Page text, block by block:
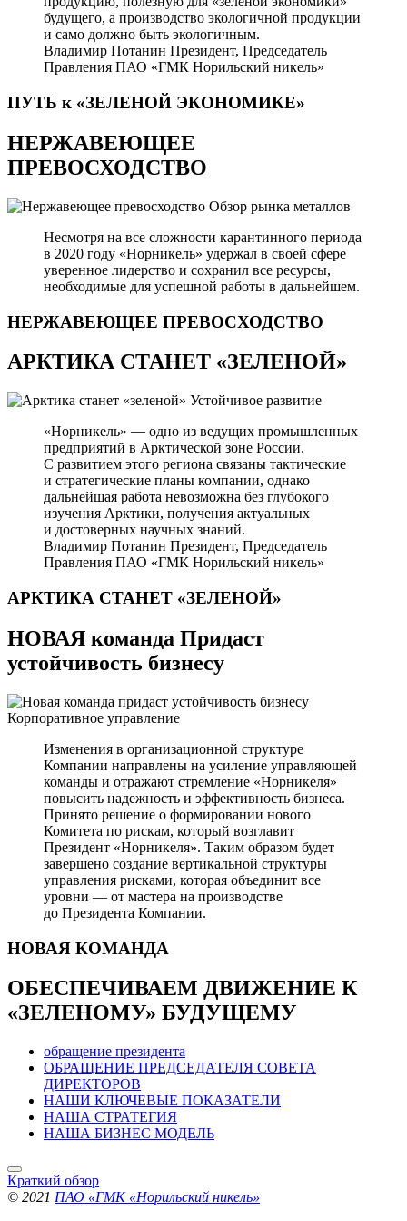
будущего, а производство экологичной продукции
и само должно быть экологичным.
Владимир Потанин Президент, Председатель
Правления ПАО «ГМК Норильский никель»
ПУТЬ к «ЗЕЛЕНОЙ ЭКОНОМИКЕ»
НЕРЖАВЕЮЩЕЕ
ПРЕВОСХОДСТВО
Обзор рынка металлов
Несмотря на все сложности карантинного периода
в 2020 году «Норникель» удержал в своей сфере
уверенное лидерство и сохранил все ресурсы,
необходимые для успешной работы в дальнейшем.
НЕРЖАВЕЮЩЕЕ ПРЕВОСХОДСТВО
АРКТИКА СТАНЕТ «ЗЕЛЕНОЙ»
Устойчивое развитие
«Норникель» — одно из ведущих промышленных
предприятий в Арктической зоне России.
С развитием этого региона связаны тактические
и стратегические планы компании, однако
дальнейшая работа невозможна без глубокого
изучения Арктики, получения актуальных
и достоверных научных знаний.
Владимир Потанин Президент, Председатель
Правления ПАО «ГМК Норильский никель»
АРКТИКА СТАНЕТ «ЗЕЛЕНОЙ»
НОВАЯ команда Придаст
устойчивость бизнесу
Корпоративное управление
Изменения в организационной структуре
Компании направлены на усиление управляющей
команды и отражают стремление «Норникеля»
повысить надежность и эффективность бизнеса.
Принято решение о формировании нового
Комитета по рискам, который возглавит
Президент «Норникеля». Таким образом будет
завершено создание вертикальной структуры
управления рисками, которая объединит все
уровни — от мастера на производстве
до Президента Компании.
НОВАЯ КОМАНДА
ОБЕСПЕЧИВАЕМ ДВИЖЕНИЕ К
«ЗЕЛЕНОМУ» БУДУЩЕМУ
обращение президента
ОБРАЩЕНИЕ ПРЕДСЕДАТЕЛЯ СОВЕТА
ДИРЕКТОРОВ
НАШИ КЛЮЧЕВЫЕ ПОКАЗАТЕЛИ
НАША СТРАТЕГИЯ
НАША БИЗНЕС МОДЕЛЬ
Краткий обзор
© 2021 ПАО «ГМК «Норильский никель»